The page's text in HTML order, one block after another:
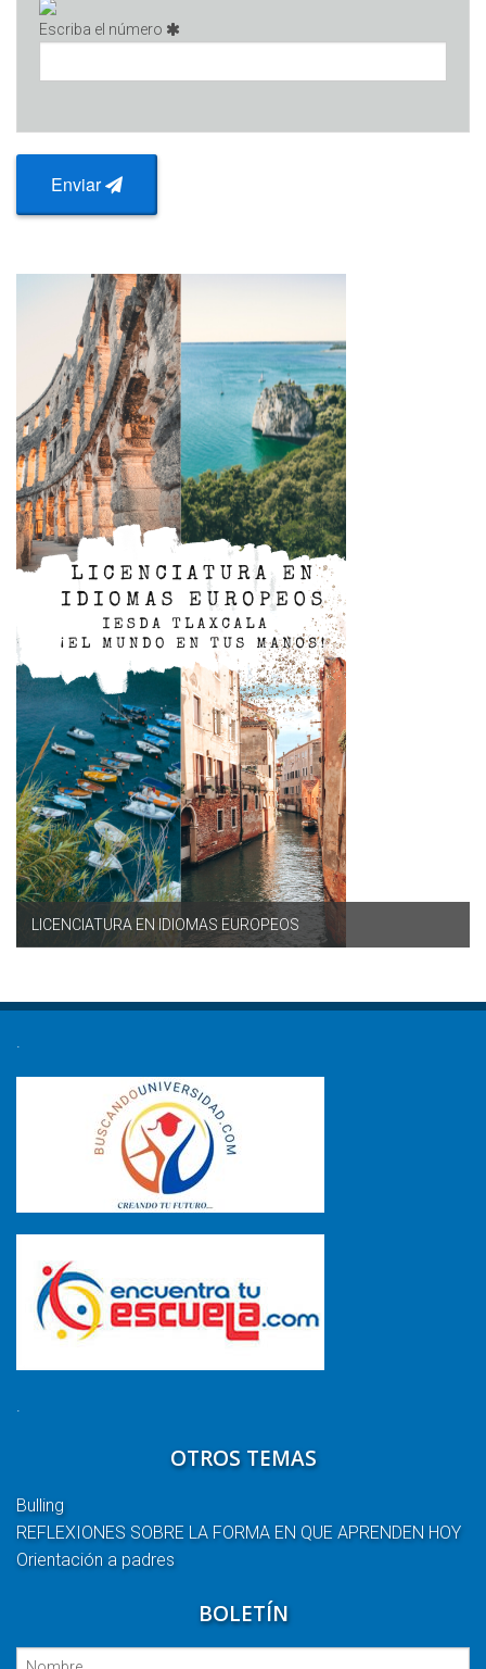
Escriba el número
Enviar
LICENCIATURA EN IDIOMAS EUROPEOS
.
.
OTROS TEMAS
Bulling
REFLEXIONES SOBRE LA FORMA EN QUE APRENDEN HOY
Orientación a padres
BOLETÍN